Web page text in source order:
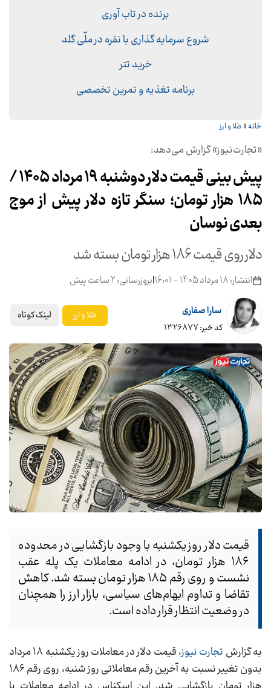
برنده در تاب آوری
شروع سرمایه گذاری با نقره در ملّی گلد
خرید تتر
برنامه تغذیه و تمرین تخصصی